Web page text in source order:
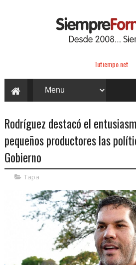
Tutiempo.net
Rodríguez destacó el
pequeños productores las
Gobierno
Tapa